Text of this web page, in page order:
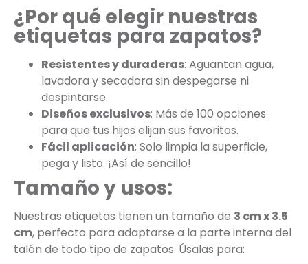
¿Por qué elegir nuestras
etiquetas para zapatos?
Resistentes y duraderas: Aguantan agua,
lavadora y secadora sin despegarse ni
despintarse.
Diseños exclusivos: Más de 100 opciones
para que tus hijos elijan sus favoritos.
Fácil aplicación: Solo limpia la superficie,
pega y listo. ¡Así de sencillo!
Tamaño y usos:
Nuestras etiquetas tienen un tamaño de 3 cm x 3.5
cm, perfecto para adaptarse a la parte interna del
talón de todo tipo de zapatos. Úsalas para: